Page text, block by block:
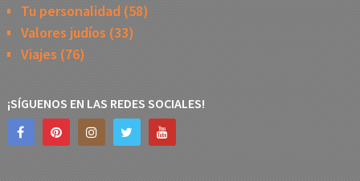
Tu personalidad(58)
Valores judíos (33)
Viajes (76)
¡SÍGUENOS EN LAS REDES SOCIALES!